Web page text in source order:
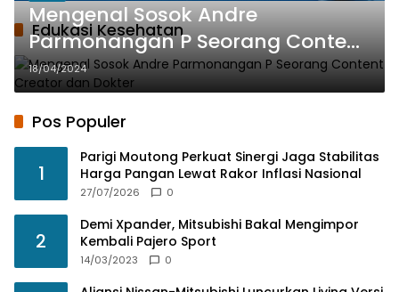
Edukasi Kesehatan
Mengenal Sosok Andre
Parmonangan P Seorang Content
Creator dan Dokter
18/04/2024
Pos Populer
1
Parigi Moutong Perkuat Sinergi Jaga Stabilitas
Harga Pangan Lewat Rakor Inflasi Nasional
27/07/2026 0
2
Demi Xpander, Mitsubishi Bakal Mengimpor
Kembali Pajero Sport
14/03/2023 0